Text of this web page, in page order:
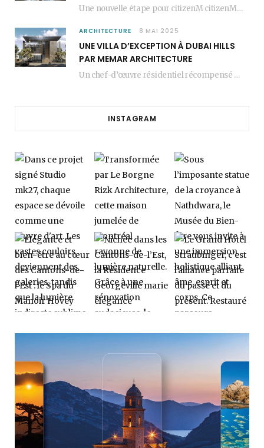
Une nouvelle étape pour citizenM citizenM racheté par Marriott, c’est une annonce qui marque un…
ARCHITECTURE 8 MAI 2025
UNE VILLA D’EXCEPTION À DUBAI HILLS
PAR MEMAR ARCHITECTURE
Un chef-d’œuvre résidentiel récompensé MEMAR Architecture, agence renommée basée à Dubaï, présente aujourd’hui sa dernière…
INSTAGRAM